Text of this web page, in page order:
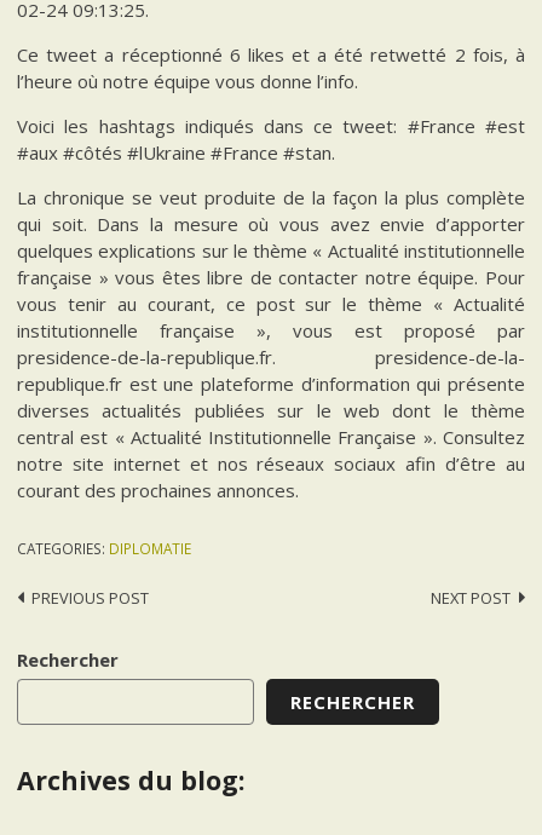
02-24 09:13:25.
Ce tweet a réceptionné 6 likes et a été retwetté 2 fois, à
l’heure où notre équipe vous donne l’info.
Voici les hashtags indiqués dans ce tweet: #France #est
#aux #côtés #lUkraine #France #stan.
La chronique se veut produite de la façon la plus complète
qui soit. Dans la mesure où vous avez envie d’apporter
quelques explications sur le thème « Actualité institutionnelle
française » vous êtes libre de contacter notre équipe. Pour
vous tenir au courant, ce post sur le thème « Actualité
institutionnelle française », vous est proposé par
presidence-de-la-republique.fr. presidence-de-la-
republique.fr est une plateforme d’information qui présente
diverses actualités publiées sur le web dont le thème
central est « Actualité Institutionnelle Française ». Consultez
notre site internet et nos réseaux sociaux afin d’être au
courant des prochaines annonces.
CATEGORIES: DIPLOMATIE
Post
PREVIOUS POST NEXT POST
Rechercher
RECHERCHER
Archives du blog: